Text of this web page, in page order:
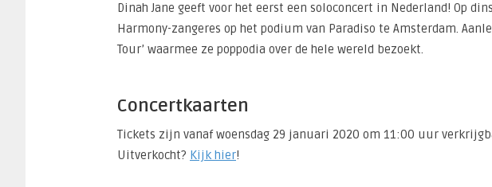
Dinah Jane geeft voor het eerst een soloconcert in Nederland! Op
Harmony-zangeres op het podium van Paradiso te Amsterdam.
Tour’ waarmee ze poppodia over de hele wereld bezoekt.
Concertkaarten
Tickets zijn vanaf woensdag 29 januari 2020 om 11:00 uur
Uitverkocht? Kijk hier!